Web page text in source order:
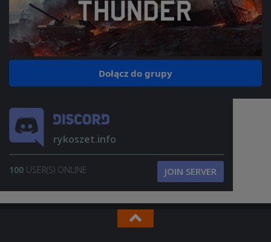
Dołącz do grupy
rykoszet.info
100 USER(S) ONLINE JOIN SERVER